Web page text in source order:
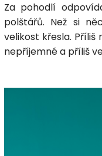
Za pohodlí
polštářů. Než si
velikost křesla.
nepříjemné a příliš